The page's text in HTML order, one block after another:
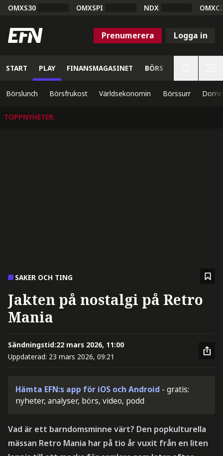
OMXS30 OMXSPI NDX
Prenumerera Logga in
START PLAY FINANSMAGASINET BÖRS
Börslunch Börsfrukost Världsekonomin Börssurr
TOPPNYHETER:
SAKER OCH TING
Jakten på nostalgi på Retro
Mania
Sändningstid:22 mars 2026, 11:00
Uppdaterad: 23 mars 2026, 09:21
Hämta EFN:s app för iOS och Android - gratis:
nyheter, analyser, börs, video, podd
Vad är ett barndomsminne värt? Den popkulturella
mässan Retro Mania har på tio år vuxit från en liten